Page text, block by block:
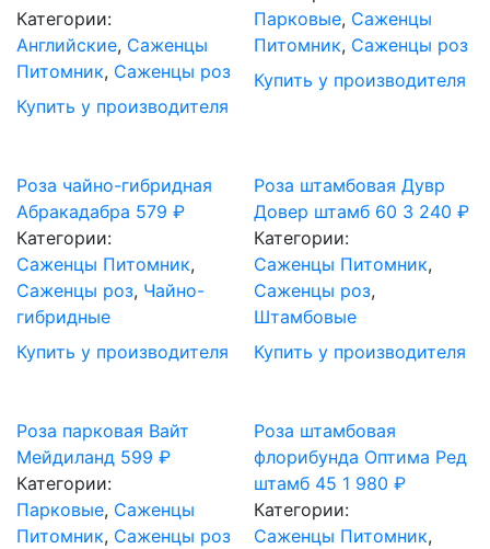
Категории:
Английские, Саженцы
Питомник, Саженцы роз
Купить у производителя
Парковые, Саженцы
Питомник, Саженцы роз
Купить у производителя
Роза чайно-гибридная
Абракадабра 579 ₽
Категории:
Саженцы Питомник,
Саженцы роз, Чайно-
гибридные
Купить у производителя
Роза штамбовая Дувр
Довер штамб 60 3 240₽
Категории:
Саженцы Питомник,
Саженцы роз,
Штамбовые
Купить у производителя
Роза парковая Вайт
Мейдиланд 599 ₽
Категории:
Парковые, Саженцы
Питомник, Саженцы роз
Роза штамбовая
флорибунда Оптима Ред
штамб 45 1 980₽
Категории:
Саженцы Питомник,